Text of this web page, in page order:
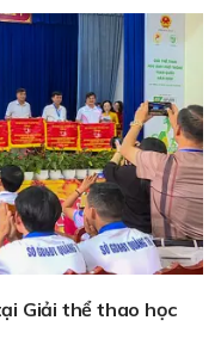
Giải thể thao học